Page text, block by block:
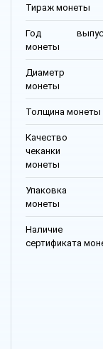
Тираж монеты
Год
монеты
Диаметр
монеты
Толщина монеты
Качество
чеканки
монеты
Упаковка
монеты
Наличие
сертификата